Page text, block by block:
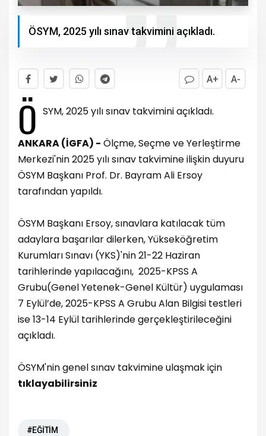
ÖSYM, 2025 yılı sınav takvimini açıkladı.
A+ A-
Ö SYM, 2025 yılı sınav takvimini açıkladı.
ANKARA (İGFA) - Ölçme, Seçme ve Yerleştirme
Merkezi'nin 2025 yılı sınav takvimine ilişkin duyuru
ÖSYM Başkanı Prof. Dr. Bayram Ali Ersoy
tarafından yapıldı.
ÖSYM Başkanı Ersoy, sınavlara katılacak tüm
adaylara başarılar dilerken, Yükseköğretim
Kurumları Sınavı (YKS)'nin 21-22 Haziran
tarihlerinde yapılacağını, 2025-KPSS A
Grubu(Genel Yetenek-Genel Kültür) uygulaması
7 Eylül’de, 2025-KPSS A Grubu Alan Bilgisi testleri
ise 13-14 Eylül tarihlerinde gerçekleştirileceğini
açıkladı.
ÖSYM'nin genel sınav takvimine ulaşmak için
tıklayabilirsiniz
#EĞİTİM